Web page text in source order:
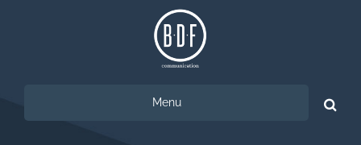
Menu
Ricerca